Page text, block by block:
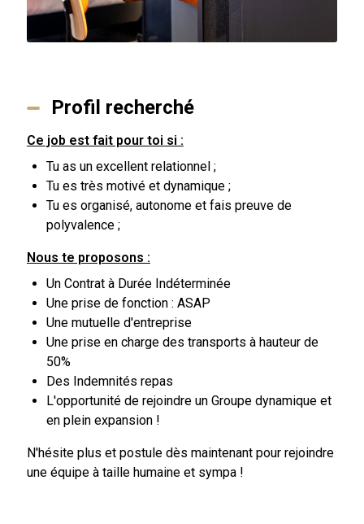
Profil recherché
Ce job est fait pour toi si :
Tu as un excellent relationnel ;
Tu es très motivé et dynamique ;
Tu es organisé, autonome et fais preuve de
polyvalence ;
Nous te proposons :
Un Contrat à Durée Indéterminée
Une prise de fonction : ASAP
Une mutuelle d'entreprise
Une prise en charge des transports à hauteur de
50%
Des Indemnités repas
L'opportunité de rejoindre un Groupe dynamique et
en plein expansion !
N'hésite plus et postule dès maintenant pour rejoindre
une équipe à taille humaine et sympa !